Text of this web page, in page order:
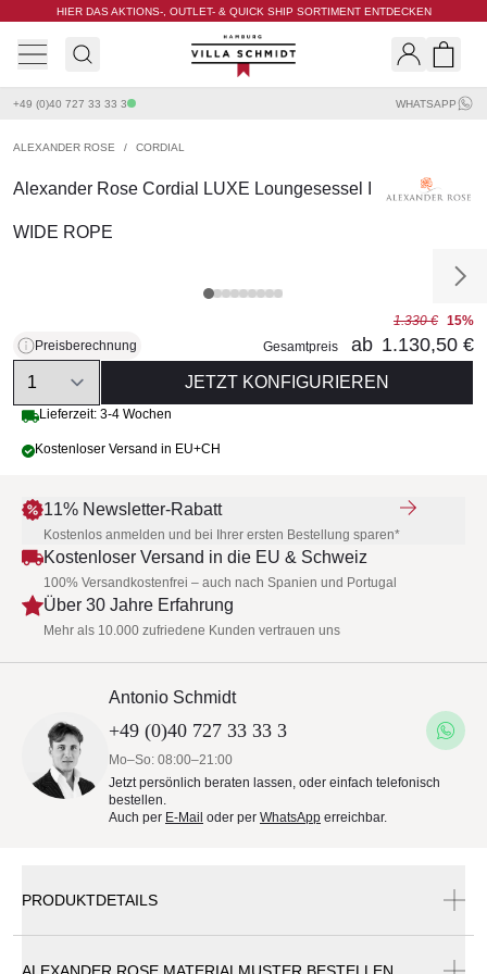
HIER DAS AKTIONS-, OUTLET- & QUICK SHIP SORTIMENT ENTDECKEN
Villa Schmidt
+49 (0)40 727 33 33 3 WHATSAPP
ALEXANDER ROSE / CORDIAL
Alexander Rose Cordial LUXE Loungesessel I
WIDE ROPE
Preisberechnung
1.330 € 15%
Gesamtpreis
ab 1.130,50 €
Quantity
JETZT KONFIGURIEREN
Lieferzeit: 3-4 Wochen
Kostenloser Versand in EU+CH
11% Newsletter-Rabatt
Kostenlos anmelden und bei Ihrer ersten Bestellung sparen*
Kostenloser Versand in die EU & Schweiz
100% Versandkostenfrei – auch nach Spanien und Portugal
Über 30 Jahre Erfahrung
Mehr als 10.000 zufriedene Kunden vertrauen uns
Antonio Schmidt
+49 (0)40 727 33 33 3
Mo–So: 08:00–21:00
Jetzt persönlich beraten lassen, oder einfach telefonisch
bestellen.
Auch per E-Mail oder per WhatsApp erreichbar.
PRODUKTDETAILS
ALEXANDER ROSE MATERIALMUSTER BESTELLEN